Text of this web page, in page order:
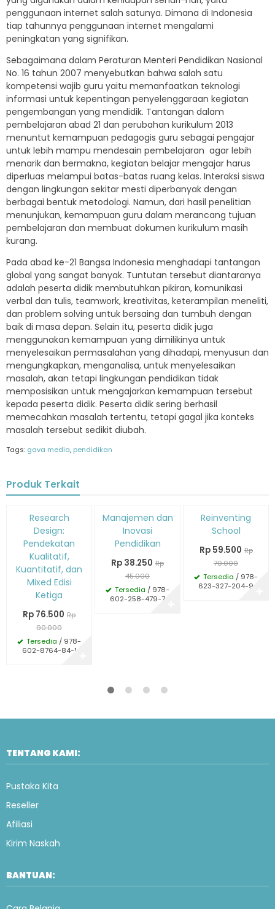
penggunaan internet salah satunya. Dimana di Indonesia
tiap tahunnya penggunaan internet mengalami
peningkatan yang signifikan.
Sebagaimana dalam Peraturan Menteri Pendidikan Nasional
No. 16 tahun 2007 menyebutkan bahwa salah satu
kompetensi wajib guru yaitu memanfaatkan teknologi
informasi untuk kepentingan penyelenggaraan kegiatan
pengembangan yang mendidik. Tantangan dalam
pembelajaran abad 21 dan perubahan kurikulum 2013
menuntut kemampuan pedagogis guru sebagai pengajar
untuk lebih mampu mendesain pembelajaran agar lebih
menarik dan bermakna, kegiatan belajar mengajar harus
diperluas melampui batas-batas ruang kelas. Interaksi siswa
dengan lingkungan sekitar mesti diperbanyak dengan
berbagai bentuk metodologi. Namun, dari hasil penelitian
menunjukan, kemampuan guru dalam merancang tujuan
pembelajaran dan membuat dokumen kurikulum masih
kurang.
Pada abad ke-21 Bangsa Indonesia menghadapi tantangan
global yang sangat banyak. Tuntutan tersebut diantaranya
adalah peserta didik membutuhkan pikiran, komunikasi
verbal dan tulis, teamwork, kreativitas, keterampilan meneliti,
dan problem solving untuk bersaing dan tumbuh dengan
baik di masa depan. Selain itu, peserta didik juga
menggunakan kemampuan yang dimilikinya untuk
menyelesaikan permasalahan yang dihadapi, menyusun dan
mengungkapkan, menganalisa, untuk menyelesaikan
masalah, akan tetapi lingkungan pendidikan tidak
memposisikan untuk mengajarkan kemampuan tersebut
kepada peserta didik. Peserta didik sering berhasil
memecahkan masalah tertentu, tetapi gagal jika konteks
masalah tersebut sedikit diubah.
Tags: gava media, pendidikan
Produk Terkait
DiskonResearch
Design:
Pendekatan
Kualitatif,
Kuantitatif, dan
Mixed Edisi
Ketiga
Rp 76.500 Rp
90.000
Tersedia / 978-
602-8764-84-1
Diskon
15%
Manajemen dan
Inovasi
Pendidikan
Rp 38.250 Rp
45.000
Tersedia / 978-
602-258-479-7
Diskon
15%Reinventing
School
Rp 59.500 Rp
70.000
Tersedia / 978-
623-327-204-9
TENTANG KAMI:
Pustaka Kita
Reseller
Afiliasi
Kirim Naskah
BANTUAN: